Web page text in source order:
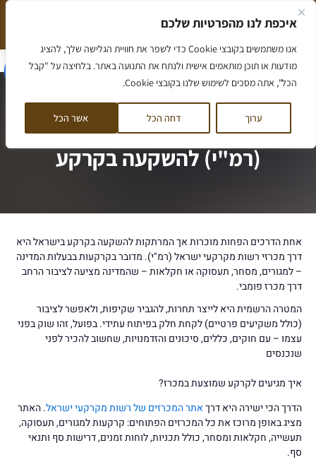
איכפת לנו מהפרטיות שלכם
אנו משתמשים בקובצי Cookie כדי לשפר את חוויית הגלישה שלך, להציג
מודעות או תוכן מותאמים אישית ולנתח את התנועה באתר. בלחיצה על "קבל
הכל", אתה מסכים לשימוש שלנו בקובצי Cookie.
ערוך דחה הכל אשר הכל
דילוג
לתוכן
המלצה חמה שווה יותר מאלף מילים
מדריך למכרזי אדמות מנהל (רמ"י) להשקעה בקרקע
מדריך למכרזי אדמות מנהל
(רמ"י) להשקעה בקרקע
אחת הדרכים הפחות מוכרות אך המרתקות להשקעה בקרקע בישראל היא
דרך מכרזי רשות מקרקעי ישראל (רמ"י). מדובר בקרקעות בבעלות המדינה
– למגורים, מסחר, תעסוקה או חקלאות – שהמדינה מציעה לציבור הרחב
דרך מכרז פומבי.
המטרה הרשמית היא לייצר תחרות, להגביר שקיפות, ולאפשר לציבור
(כולל משקיעים פרטיים) לקחת חלק בפיתוח עתידי. בפועל, זהו שוק בפני
עצמו – עם חוקים, כללים, סיכונים והזדמנויות, שחשוב להכיר לפני
שנכנסים
איך מגיעים לקרקע שמוצעת במכרז?
הדרך הכי ישירה היא דרךאתר המכרזים של רשות מקרקעי ישראל. האתר
מציג באופן מרוכז את כל המכרזים הפתוחים: קרקעות למגורים, תעסוקה,
תעשייה, חקלאות ומסחר, כולל תכניות, לוחות זמנים, דרישות סף ותנאי
סף.